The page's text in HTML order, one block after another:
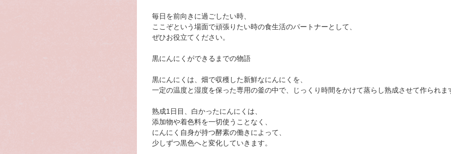
毎日を前向きに過ごしたい時、
ここぞという場面で頑張りたい時の食生活のパートナーとして、
ぜひお役立てください。
黒にんにくができるまでの物語
黒にんにくは、畑で収穫した新鮮なにんにくを、
一定の温度と湿度を保った専用の釜の中で、じっくり時間をかけて蒸らし熟成させて作られま
熟成1日目、白かったにんにくは、
添加物や着色料を一切使うことなく、
にんにく自身が持つ酵素の働きによって、
少しずつ黒色へと変化していきます。